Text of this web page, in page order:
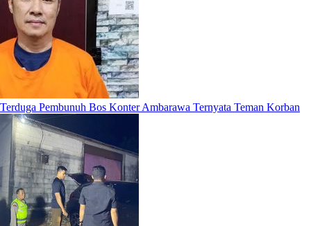
Terduga Pembunuh Bos Konter Ambarawa Ternyata Teman Korban